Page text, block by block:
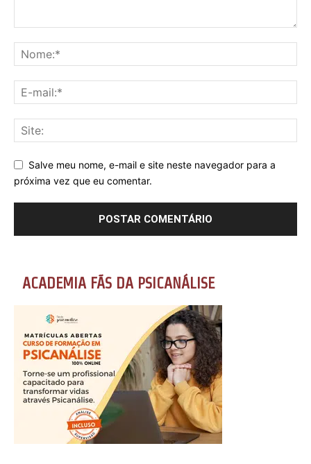
Salve meu nome, e-mail e site neste navegador para a
próxima vez que eu comentar.
ACADEMIA FÃS DA PSICANÁLISE